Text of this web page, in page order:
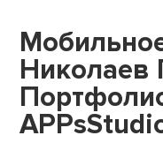
Николаев